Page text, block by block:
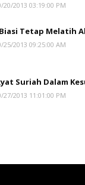
20/2013 03:19:00 PM
Tetap Melatih
25/2013 09:25:00 AM
Suriah Dalam
27/2013 11:01:00 PM